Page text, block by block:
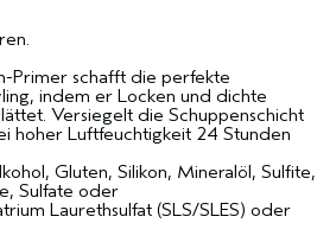
Primer schafft die perfekte
indem er Locken und dichte
Versiegelt die Schuppenschicht
hoher Luftfeuchtigkeit 24 Stunden
Gluten, Silikon, Mineralöl, Sulfite,
Sulfate oder
Laurethsulfat (SLS/SLES) oder